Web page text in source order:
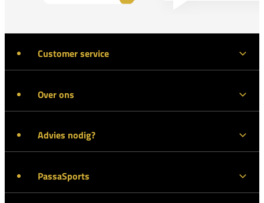
Customer service
Over ons
Advies nodig?
PassaSports